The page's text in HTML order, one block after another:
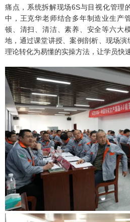
痛点，系统拆解现场6S与目视化管理
中，王克华老师结合多年制造业生产
顿、清扫、清洁、素养、安全等六大
地，通过课堂讲授、案例剖析、现场
理论转化为易懂的实操方法，让学员快